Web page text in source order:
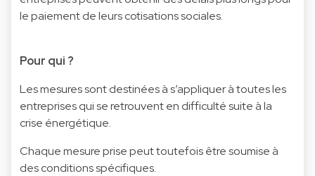
le paiement de leurs cotisations sociales.
Pour qui ?
Les mesures sont destinées à s’appliquer à toutes les
entreprises qui se retrouvent en difficulté suite à la
crise énergétique.
Chaque mesure prise peut toutefois être soumise à
des conditions spécifiques.